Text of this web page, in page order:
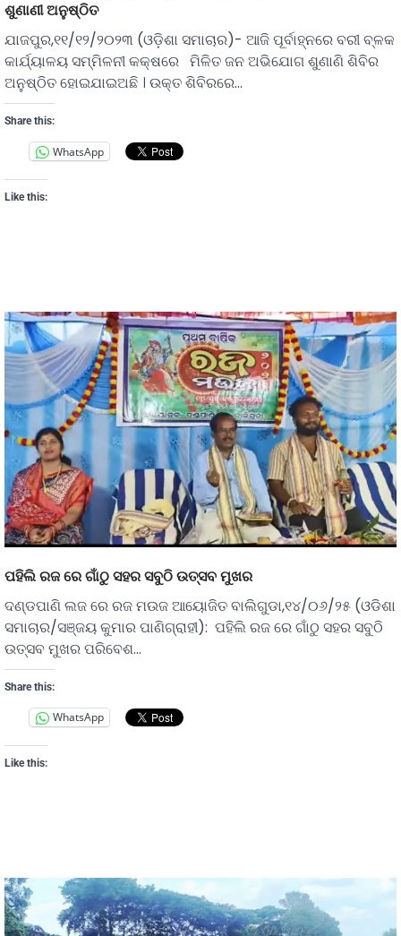
ଶୁଣାଣୀ ଅନୁଷ୍ଠିତ
ଯାଜପୁର,୧୧/୧୨/୨୦୨୩ (ଓଡ଼ିଶା ସମାଚାର)- ଆଜି ପୂର୍ବାହ୍ନରେ ବରୀ ବ୍ଳକ
କାର୍ଯ୍ୟାଳୟ ସମ୍ମିଳନୀ କକ୍ଷରେ ମିଳିତ ଜନ ଅଭିଯୋଗ ଶୁଣାଣି ଶିବିର
ଅନୁଷ୍ଠିତ ହୋଇଯାଇଅଛି । ଉକ୍ତ ଶିବିରରେ…
Share this:
WhatsApp
Like this:
ପହିଲି ରଜ ରେ ଗାଁଠୁ ସହର ସବୁଠି ଉତ୍ସବ ମୁଖର
ଦଣ୍ଡପାଣି ଲଜ ରେ ରଜ ମଉଜ ଆୟୋଜିତ ବାଲିଗୁଡା,୧୪/୦୬/୨୫ (ଓଡିଶା
ସମାଚାର/ସଞ୍ଜୟ କୁମାର ପାଣିଗ୍ରାହୀ): ପହିଲି ରଜ ରେ ଗାଁଠୁ ସହର ସବୁଠି
ଉତ୍ସବ ମୁଖର ପରିବେଶ…
Share this:
WhatsApp
Like this: